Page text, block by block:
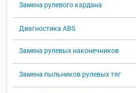
Замена рулевого кардана
Диагностика ABS
Замена рулевых наконечников
Замена пыльников рулевых тяг